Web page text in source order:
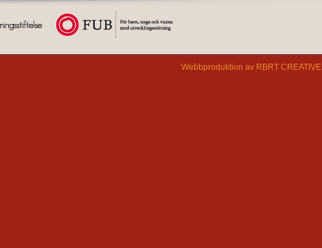
Webbproduktion av RBRT CREATIVE